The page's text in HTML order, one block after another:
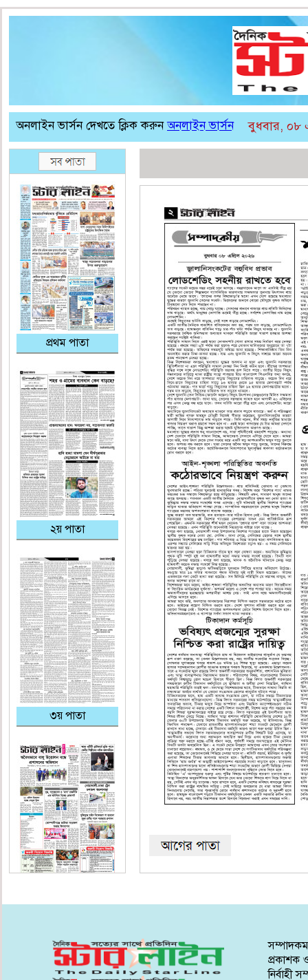
অনলাইন ভার্সন দেখতে ক্লিক করুনঅনলাইন ভার্সন বুধবার, ০৮
প্রথম পাতা
২য় পাতা
৩য় পাতা
শেষ পাতা
প্রকাশক
নির্বাহী